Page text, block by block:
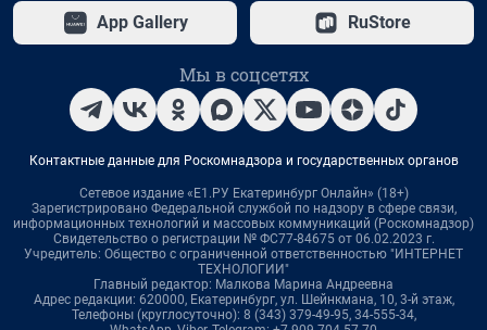
App Gallery RuStore
Мы в соцсетях
Контактные данные для Роскомнадзора и государственных органов
Сетевое издание «Е1.РУ Екатеринбург Онлайн» (18+)
Зарегистрировано Федеральной службой по надзору в сфере связи,
информационных технологий и массовых коммуникаций (Роскомнадзор)
Свидетельство о регистрации № ФС77-84675 от 06.02.2023 г.
Учредитель: Общество с ограниченной ответственностью "ИНТЕРНЕТ
ТЕХНОЛОГИИ"
Главный редактор: Малкова Марина Андреевна
Адрес редакции: 620000, Екатеринбург, ул. Шейнкмана, 10, 3-й этаж,
Телефоны (круглосуточно): 8 (343) 379-49-95, 34-555-34,